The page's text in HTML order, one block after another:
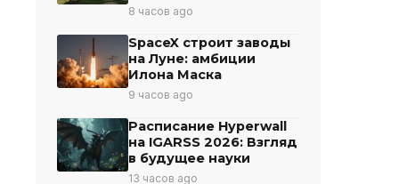
8 часов ago
SpaceX строит заводы
на Луне: амбиции
Илона Маска
9 часов ago
Расписание Hyperwall
на IGARSS 2026: Взгляд
в будущее науки
13 часов ago